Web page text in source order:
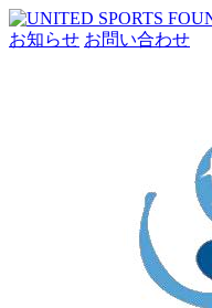
お知らせ お問い合わせ